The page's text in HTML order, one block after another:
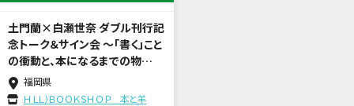
土門蘭×白瀬世奈 ダブル刊行記
念トーク＆サイン会 〜「書く」こと
の衝動と、本になるまでの物
語。〜福岡県
ＨＬＬ）ＢＯＯＫＳＨＯＰ 本と羊